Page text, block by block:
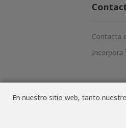
En nuestro sitio web, tanto
Contacta
Incorpora